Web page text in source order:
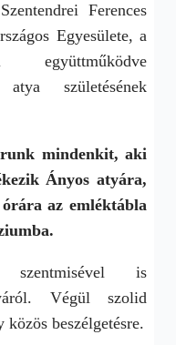
Ferences
Egyesülete, a
együttműködve
születésének
mindenkit, aki
Ányos atyára,
órára az emléktábla
is
Végül szolid
beszélgetésre.